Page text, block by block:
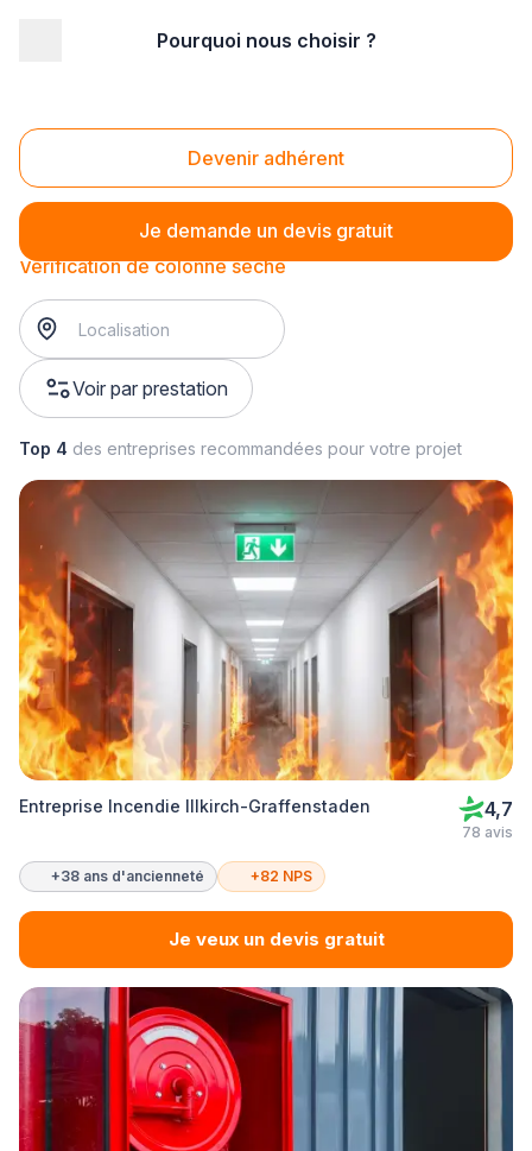
Pourquoi nous choisir ?
Devenir adhérent
Je demande un devis gratuit
Vérification de colonne sèche
Vérification de colonne sèche
Voir par prestation
Top 4 des entreprises recommandées pour votre projet
Entreprise Incendie Illkirch-Graffenstaden 4,7
78 avis
+38 ans d'ancienneté +82 NPS
Je veux un devis gratuit